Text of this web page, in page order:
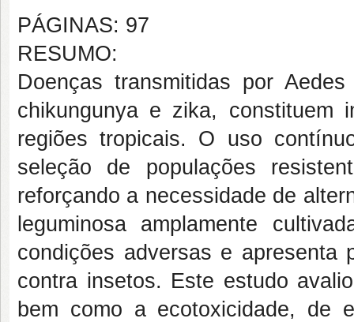
PÁGINAS: 97
RESUMO:
Doenças transmitidas por
chikungunya e zika, constituem
regiões tropicais. O uso
seleção de populações
reforçando a necessidade de
leguminosa amplamente
condições adversas e apresenta
contra insetos. Este estudo
bem como a ecotoxicidade, de